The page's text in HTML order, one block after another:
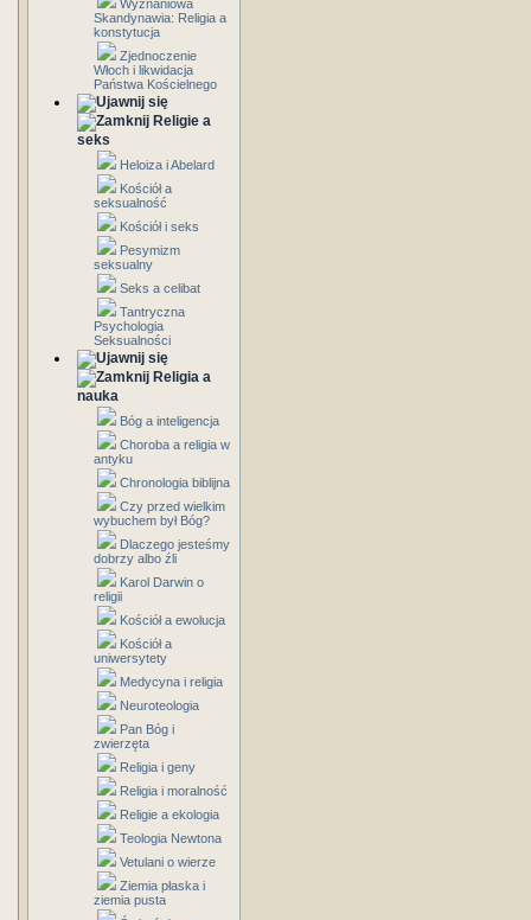
Wyznaniowa
Skandynawia: Religia a
konstytucja
Zjednoczenie
Włoch i likwidacja
Państwa Kościelnego
Religie a
seks
Heloiza i Abelard
Kościół a
seksualność
Kościół i seks
Pesymizm
seksualny
Seks a celibat
Tantryczna
Psychologia
Seksualności
Religia a
nauka
Bóg a inteligencja
Choroba a religia w
antyku
Chronologia biblijna
Czy przed wielkim
wybuchem był Bóg?
Dlaczego jesteśmy
dobrzy albo źli
Karol Darwin o
religii
Kościół a ewolucja
Kościół a
uniwersytety
Medycyna i religia
Neuroteologia
Pan Bóg i
zwierzęta
Religia i geny
Religia i moralność
Religie a ekologia
Teologia Newtona
Vetulani o wierze
Ziemia płaska i
ziemia pusta